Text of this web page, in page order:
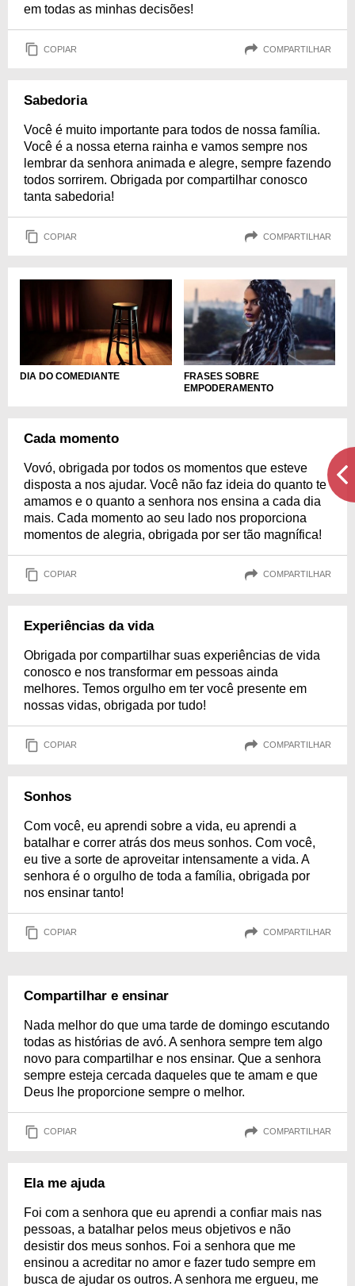
em todas as minhas decisões!
COPIAR COMPARTILHAR
Sabedoria
Você é muito importante para todos de nossa família.
Você é a nossa eterna rainha e vamos sempre nos
lembrar da senhora animada e alegre, sempre fazendo
todos sorrirem. Obrigada por compartilhar conosco
tanta sabedoria!
COPIAR COMPARTILHAR
DIA DO COMEDIANTE
FRASES SOBRE
EMPODERAMENTO
Cada momento
Vovó, obrigada por todos os momentos que esteve
disposta a nos ajudar. Você não faz ideia do quanto te
amamos e o quanto a senhora nos ensina a cada dia
mais. Cada momento ao seu lado nos proporciona
momentos de alegria, obrigada por ser tão magnífica!
COPIAR COMPARTILHAR
Experiências da vida
Obrigada por compartilhar suas experiências de vida
conosco e nos transformar em pessoas ainda
melhores. Temos orgulho em ter você presente em
nossas vidas, obrigada por tudo!
COPIAR COMPARTILHAR
Sonhos
Com você, eu aprendi sobre a vida, eu aprendi a
batalhar e correr atrás dos meus sonhos. Com você,
eu tive a sorte de aproveitar intensamente a vida. A
senhora é o orgulho de toda a família, obrigada por
nos ensinar tanto!
COPIAR COMPARTILHAR
Compartilhar e ensinar
Nada melhor do que uma tarde de domingo escutando
todas as histórias de avó. A senhora sempre tem algo
novo para compartilhar e nos ensinar. Que a senhora
sempre esteja cercada daqueles que te amam e que
Deus lhe proporcione sempre o melhor.
COPIAR COMPARTILHAR
Ela me ajuda
Foi com a senhora que eu aprendi a confiar mais nas
pessoas, a batalhar pelos meus objetivos e não
desistir dos meus sonhos. Foi a senhora que me
ensinou a acreditar no amor e fazer tudo sempre em
busca de ajudar os outros. A senhora me ergueu, me